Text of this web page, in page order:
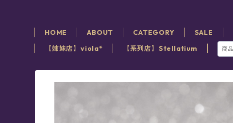
HOME ABOUT CATEGORY SALE
【姉妹店】viola*
【系列店】Stellatium